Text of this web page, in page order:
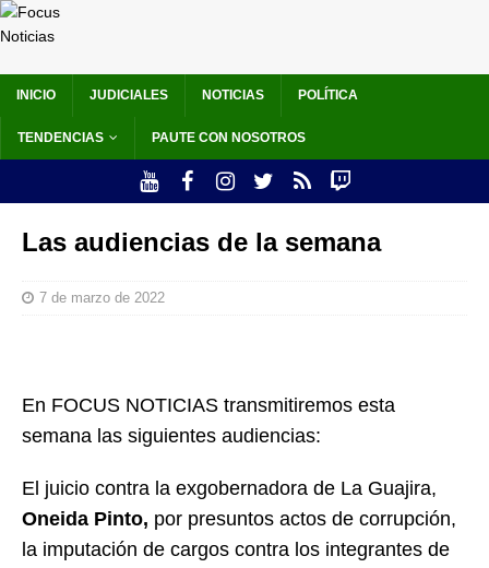
INICIO JUDICIALES NOTICIAS POLÍTICA
TENDENCIAS PAUTE CON NOSOTROS
Las audiencias de la semana
7 de marzo de 2022
En FOCUS NOTICIAS transmitiremos esta
semana las siguientes audiencias:
El juicio contra la exgobernadora de La Guajira,
Oneida Pinto, por presuntos actos de corrupción,
la imputación de cargos contra los integrantes de